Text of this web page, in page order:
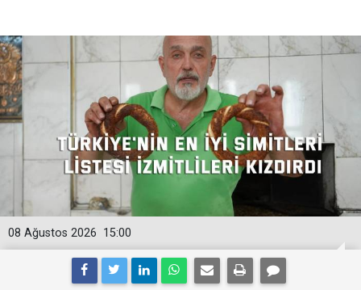
15:00
08 Ağustos 2026